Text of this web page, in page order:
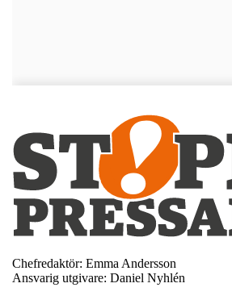
Chefredaktör: Emma Andersson
Ansvarig utgivare: Daniel Nyhlén